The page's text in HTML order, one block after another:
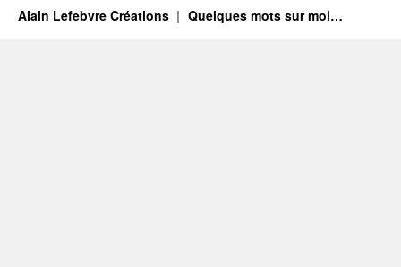
Alain Lefebvre Créations Quelques mots sur moi…